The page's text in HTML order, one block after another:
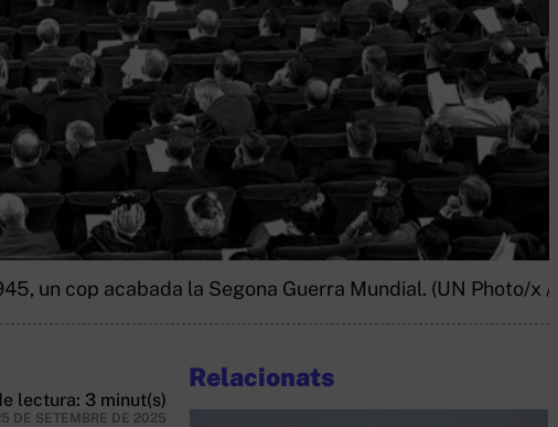
un cop acabada la Segona Guerra Mundial. (UN Photo/x /
lectura: 3 minut(s)
DE SETEMBRE DE 2025
Relacionats